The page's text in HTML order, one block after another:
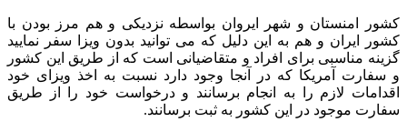
کشور امنستان و شهر ایروان بواسطه نزدیکی و هم مرز بودن با
کشور ایران و هم به این دلیل که می توانید بدون ویزا سفر نمایید
گزینه مناسبی برای افراد و متقاضیانی است که از طریق این کشور
و سفارت آمریکا که در آنجا وجود دارد نسبت به اخذ ویزای خود
اقدامات لازم را به انجام برسانند و درخواست خود را از طریق
سفارت موجود در این کشور به ثبت برسانند.